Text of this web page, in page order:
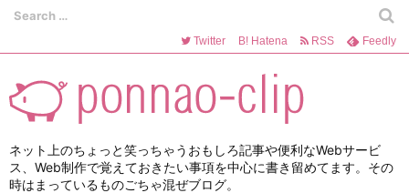
ネット上のちょっと笑っちゃうおもしろ記事や便利なWebサービ
ス、Web制作で覚えておきたい事項を中心に書き留めてます。その
時はまっているものごちゃ混ぜブログ。
Twitter B! Hatena RSS Feedly